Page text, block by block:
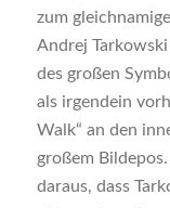
zum
Andrej
des großen
als irgendein
Walk“ an den
großem
daraus, dass